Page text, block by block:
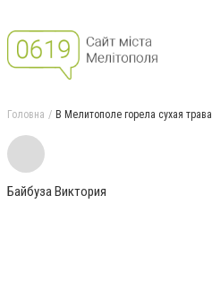
Головна В Мелитополе горела сухая трава
Байбуза Виктория